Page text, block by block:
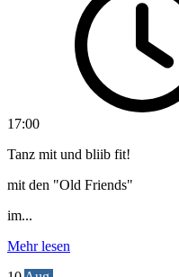
17:00
Tanz mit und bliib fit!
mit den "Old Friends"
im...
Mehr lesen